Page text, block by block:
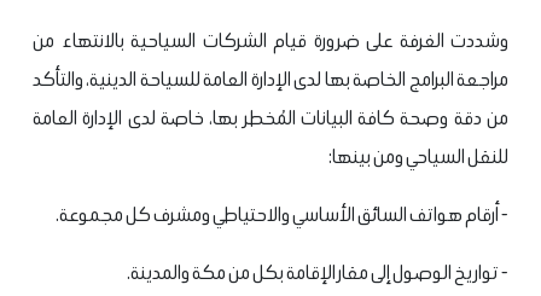
وشددت الغرفة على ضرورة قيام الشركات السياحية بالانتهاء من
مراجعة البرامج الخاصة بها لدى الإدارة العامة للسياحة الدينية، والتأكد
من دقة وصحة كافة البيانات المُخطر بها، خاصة لدى الإدارة العامة
للنقل السياحي ومن بينها:
- أرقام هواتف السائق الأساسي والاحتياطي ومشرف كل مجموعة.
- تواريخ الوصول إلى مقار الإقامة بكل من مكة والمدينة.